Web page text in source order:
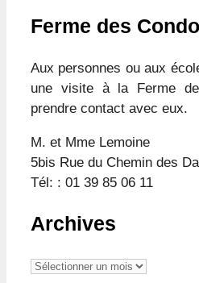
Ferme des
Aux personnes ou aux
une visite à la Ferme
prendre contact avec eux.
M. et Mme Lemoine
5bis Rue du Chemin des
Tél: : 01 39 85 06 11
Archives
Archives